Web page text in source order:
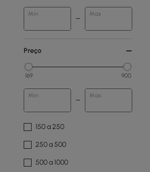
Min Max
Preço
169 900
Min Max
150 a 250
250 a 500
500 a 1000